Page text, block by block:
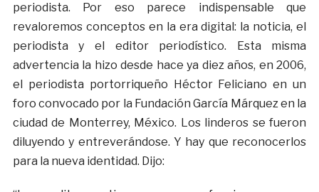
periodista. Por eso parece indispensable que
revaloremos conceptos en la era digital: la noticia, el
periodista y el editor periodístico. Esta misma
advertencia la hizo desde hace ya diez años, en 2006,
el periodista portorriqueño Héctor Feliciano en un
foro convocado por la Fundación García Márquez en la
ciudad de Monterrey, México. Los linderos se fueron
diluyendo y entreverándose. Y hay que reconocerlos
para la nueva identidad. Dijo: